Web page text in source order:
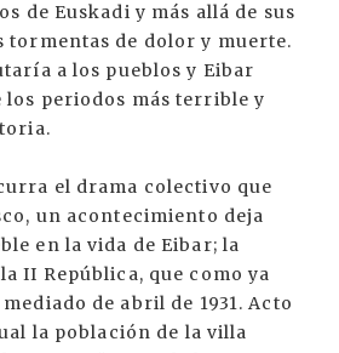
de Euskadi y más allá de sus
tormentas de dolor y muerte.
a los pueblos y Eibar
los periodos más terrible y
el drama colectivo que
un acontecimiento deja
en la vida de Eibar; la
II República, que como ya
de abril de 1931. Acto
la población de la villa